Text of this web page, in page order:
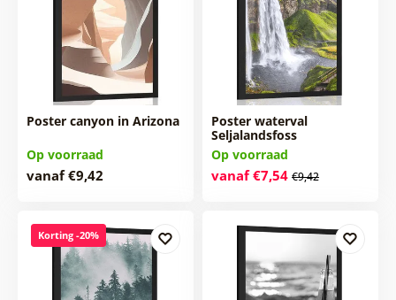
Poster canyon in Arizona
Op voorraad
vanaf €9,42
Poster waterval
Seljalandsfoss
Op voorraad
vanaf €7,54 €9,42
Korting -20%